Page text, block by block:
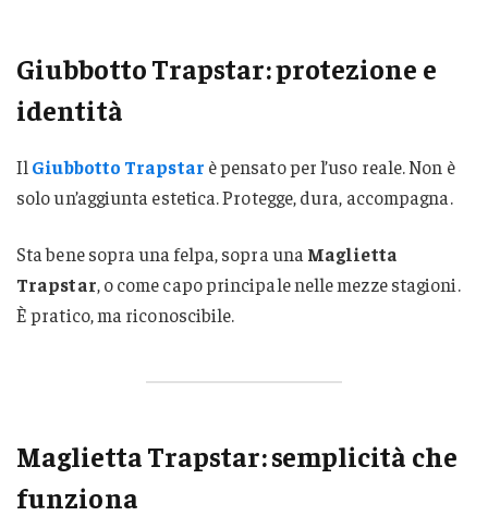
Giubbotto Trapstar: protezione e
identità
Il Giubbotto Trapstar è pensato per l’uso reale. Non è
solo un’aggiunta estetica. Protegge, dura, accompagna.
Sta bene sopra una felpa, sopra una Maglietta
Trapstar, o come capo principale nelle mezze stagioni.
È pratico, ma riconoscibile.
Maglietta Trapstar: semplicità che
funziona